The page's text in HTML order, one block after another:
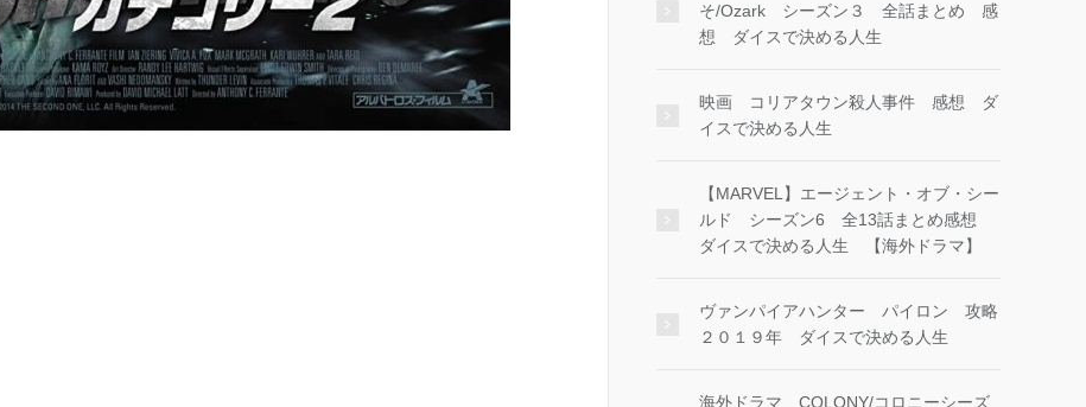
そ/Ozark シーズン３ 全話まとめ 感
想 ダイスで決める人生
映画 コリアタウン殺人事件 感想 ダ
イスで決める人生
【MARVEL】エージェント・オブ・シー
ルド シーズン6 全13話まとめ感想
ダイスで決める人生 【海外ドラマ】
ヴァンパイアハンター パイロン 攻略
２０１９年 ダイスで決める人生
海外ドラマ COLONY/コロニーシーズ